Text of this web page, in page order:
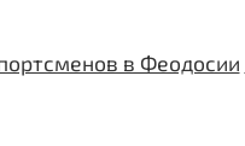
в Феодосии